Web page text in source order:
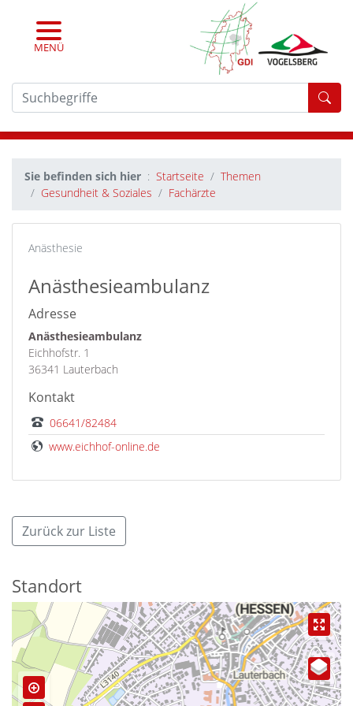
MENÜ
Sie befinden sich hier Startseite
Themen
Gesundheit & Soziales
Fachärzte
Anästhesie
Anästhesieambulanz
Adresse
Anästhesieambulanz
Eichhofstr. 1
36341 Lauterbach
Kontakt
06641/82484
www.eichhof-online.de
Zurück zur Liste
Standort